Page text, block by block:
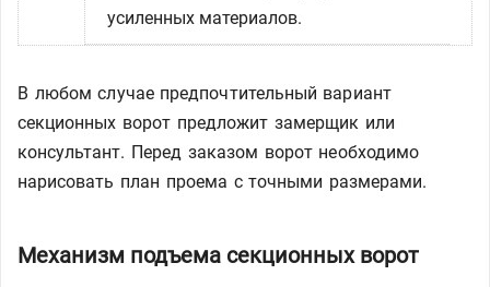
усиленных материалов.
В любом случае предпочтительный вариант
секционных ворот предложит замерщик или
консультант. Перед заказом ворот необходимо
нарисовать план проема с точными размерами.
Механизм подъема секционных ворот